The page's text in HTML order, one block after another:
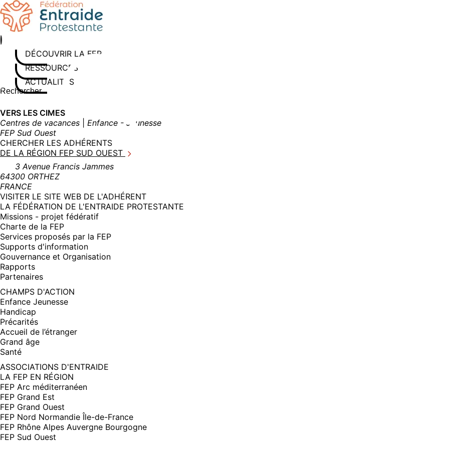
Aller
au
contenu
DÉCOUVRIR LA FEP
RESSOURCES
ACTUALITÉS
Rechercher sur le site
Saisissez au moins 3 caractères pour lancer la recherche
VERS LES CIMES
Centres de vacances
Enfance - Jeunesse
FEP Sud Ouest
CHERCHER LES ADHÉRENTS
DE LA RÉGION FEP SUD OUEST
3 Avenue Francis Jammes
64300 ORTHEZ
FRANCE
VISITER LE SITE WEB DE L'ADHÉRENT(NOUVELLE
FENÊTRE)
LA FÉDÉRATION DE L'ENTRAIDE PROTESTANTE
Missions - projet fédératif
Charte de la FEP
Services proposés par la FEP
Supports d'information
Gouvernance et Organisation
Rapports
Partenaires
CHAMPS D'ACTION
Enfance Jeunesse
Handicap
Précarités
Accueil de l’étranger
Grand âge
Santé
ASSOCIATIONS D'ENTRAIDE
LA FEP EN RÉGION
FEP Arc méditerranéen
FEP Grand Est
FEP Grand Ouest
FEP Nord Normandie Île-de-France
FEP Rhône Alpes Auvergne Bourgogne
FEP Sud Ouest